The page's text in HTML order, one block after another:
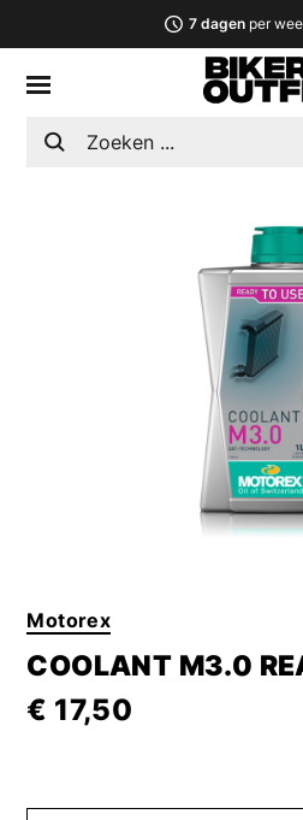
7 dagenper
Motorex
COOLANT M3.0
€ 17,50